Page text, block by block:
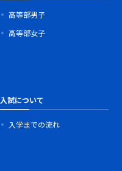
高等部男子
高等部女子
入試について
入学までの流れ